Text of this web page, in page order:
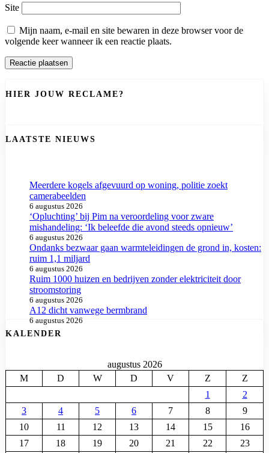
Site
Mijn naam, e-mail en site bewaren in deze browser voor de
volgende keer wanneer ik een reactie plaats.
HIER JOUW RECLAME?
LAATSTE NIEUWS
Meerdere kogels afgevuurd op woning, politie zoekt
camerabeelden
6 augustus 2026
‘Opluchting’ bij Pim na veroordeling voor zware
mishandeling: ‘Ik beleefde die avond steeds opnieuw’
6 augustus 2026
Ondanks bezwaar gaan warmteleidingen de grond in, kosten:
ruim 1,1 miljard
6 augustus 2026
Ruim 1000 huizen en bedrijven zonder elektriciteit door
stroomstoring
6 augustus 2026
A12 dicht vanwege bermbrand
6 augustus 2026
KALENDER
augustus 2026
M
D W D V Z
Z
1
2
3
4 5 6 7 8
9
10
11 12 13 14 15
16
17
18 19 20 21 22
23